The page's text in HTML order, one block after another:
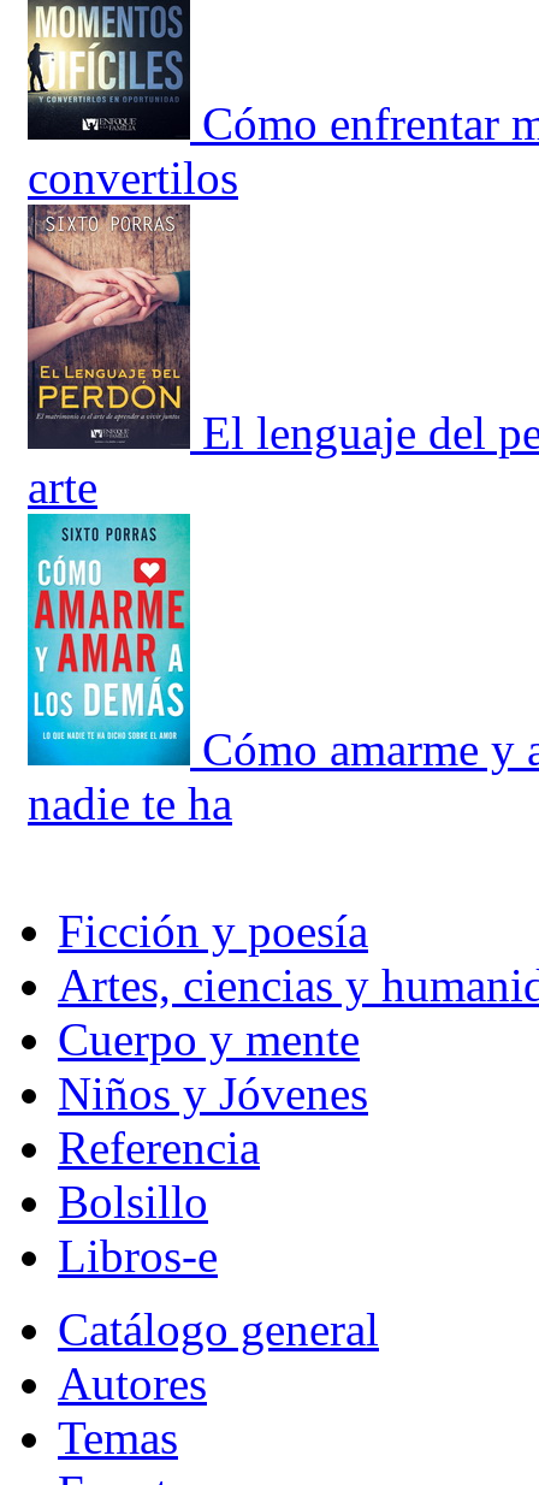
Cómo enfrentar
convertilos
El lenguaje del
arte
Cómo amarme y
nadie te ha
Ficción y poesía
Artes, ciencias y
Cuerpo y mente
Niños y Jóvenes
Referencia
Bolsillo
Libros-e
Catálogo general
Autores
Temas